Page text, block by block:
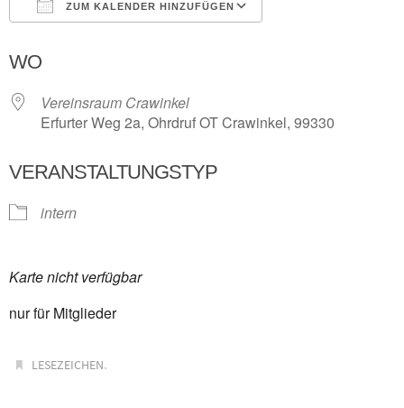
ZUM KALENDER HINZUFÜGEN
WO
Vereinsraum Crawinkel
Erfurter Weg 2a, Ohrdruf OT Crawinkel, 99330
VERANSTALTUNGSTYP
intern
Karte nicht verfügbar
nur für Mitglieder
LESEZEICHEN.